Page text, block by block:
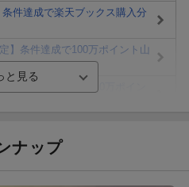
条件達成で楽天ブックス購入分
】条件達成で100万ポイント山
ナップ